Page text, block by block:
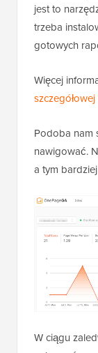
jest to
trzeba
gotowych
Więcej
Podoba nam
nawigować.
a tym
W ciągu